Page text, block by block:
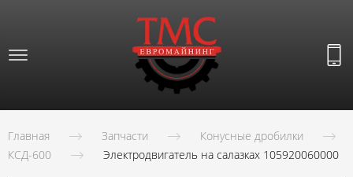
Главная Запчасти
Конусные дробилки
КСД-600
Электродвигатель на салазках 105920060000